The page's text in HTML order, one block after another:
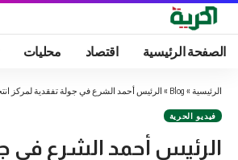
الصفحة الرئيسية اقتصاد محليات
الرئيسية »
Blog
» الرئيس أحمد الشرع في جولة تفقدية لمركز
فيديو الحرية
الرئيس أحمد الشرع في